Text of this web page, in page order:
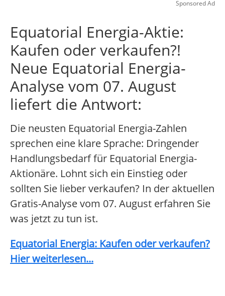
Sponsored Ad
Equatorial Energia-Aktie:
Kaufen oder verkaufen?!
Neue Equatorial Energia-
Analyse vom 07. August
liefert die Antwort:
Die neusten Equatorial Energia-Zahlen
sprechen eine klare Sprache: Dringender
Handlungsbedarf für Equatorial Energia-
Aktionäre. Lohnt sich ein Einstieg oder
sollten Sie lieber verkaufen? In der aktuellen
Gratis-Analyse vom 07. August erfahren Sie
was jetzt zu tun ist.
Equatorial Energia: Kaufen oder verkaufen?
Hier weiterlesen...